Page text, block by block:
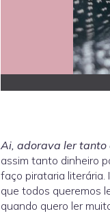
Ai, adorava ler tanto
assim tanto dinheiro
faço pirataria literária.
que todos queremos
quando quero ler